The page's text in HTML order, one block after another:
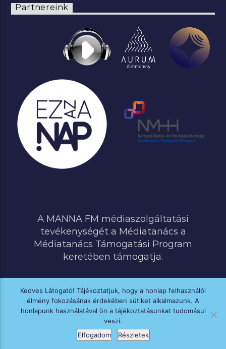
Partnereink
A MANNA FM médiaszolgáltatási
tevékenységét a Médiatanács a
Médiatanács Támogatási Program
keretében támogatja.
MINDEN JOG FENNTARTVA © 2020 MANNA FM
Kedves Látogató! Tájékoztatjuk, hogy a honlap felhasználói
élmény fokozásának érdekében sütiket alkalmazunk. A
honlapunk használatával ön a tájékoztatásunkat tudomásul
veszi.
Elfogadom
Részletek